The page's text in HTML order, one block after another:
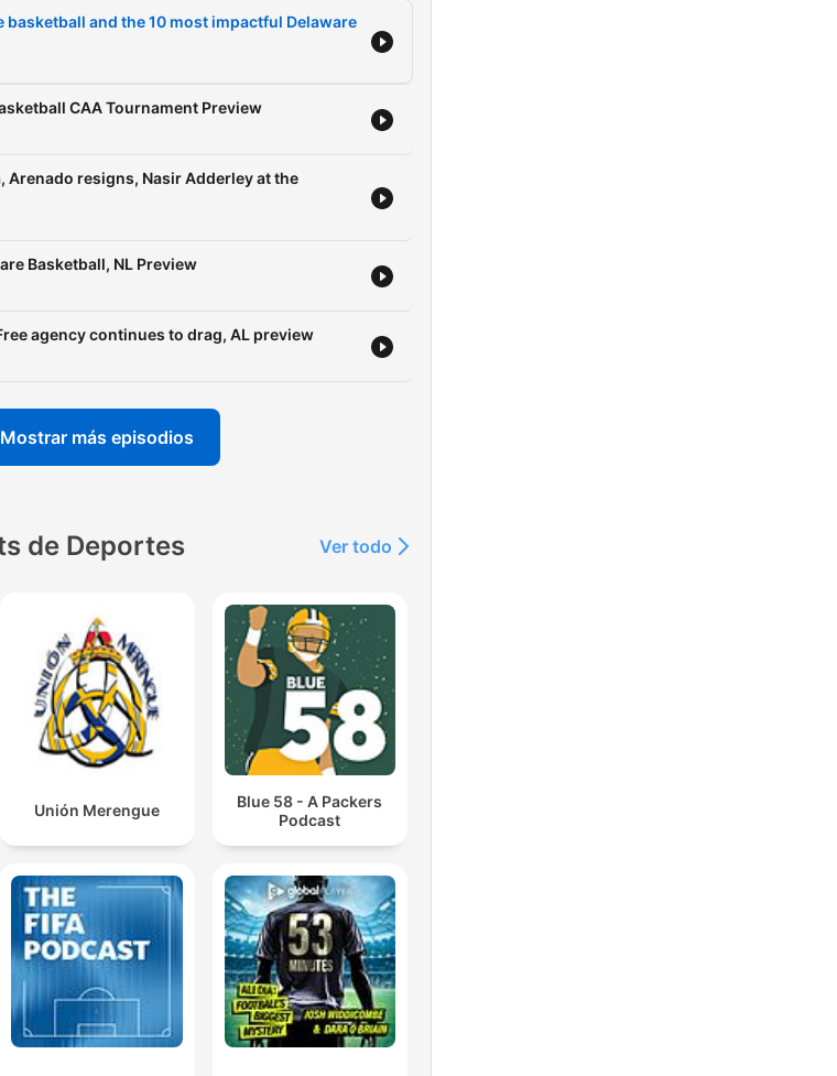
basketball and the 10 most impactful Delaware
CAA Tournament Preview
Arenado resigns, Nasir Adderley at the
Basketball, NL Preview
agency continues to drag, AL preview
Mostrar más episodios
de Deportes Ver todo
Unión Merengue
Blue 58 - A Packers
Podcast